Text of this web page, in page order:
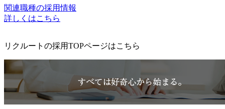
関連職種の採用情報
詳しくはこちら
リクルートの採用TOPページはこちら